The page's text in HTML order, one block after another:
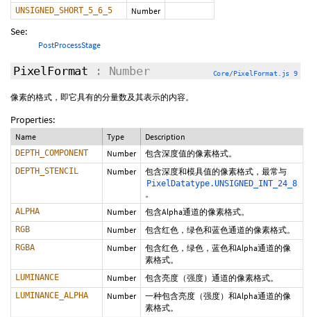
UNSIGNED_SHORT_5_6_5 Number
See:
PostProcessStage
PixelFormat : Number Core/PixelFormat.js 9
像素的格式，即它具有的分量数及其表示的内容。
Properties:
Name Type Description
DEPTH_COMPONENT Number 包含深度值的像素格式。
DEPTH_STENCIL Number 包含深度和模具值的像素格式，最常与
PixelDatatype.UNSIGNED_INT_24_8
。
ALPHA Number 包含Alpha通道的像素格式。
RGB Number 包含红色，绿色和蓝色通道的像素格式。
RGBA Number
包含红色，绿色，蓝色和Alpha通道的像
素格式。
LUMINANCE Number 包含亮度（强度）通道的像素格式。
LUMINANCE_ALPHA Number
一种包含亮度（强度）和Alpha通道的像
素格式。